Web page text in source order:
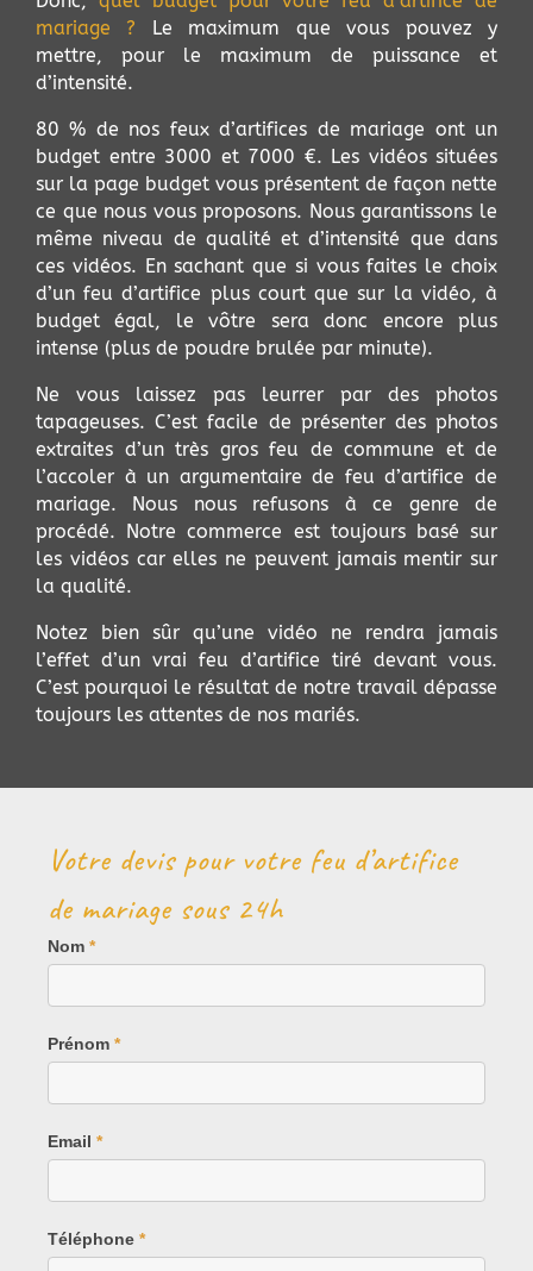
mariage ? Le maximum que vous pouvez y
mettre, pour le maximum de puissance et
d’intensité.
80 % de nos feux d’artifices de mariage ont un
budget entre 3000 et 7000 €. Les vidéos situées
sur la page budget vous présentent de façon nette
ce que nous vous proposons. Nous garantissons le
même niveau de qualité et d’intensité que dans
ces vidéos. En sachant que si vous faites le choix
d’un feu d’artifice plus court que sur la vidéo, à
budget égal, le vôtre sera donc encore plus
intense (plus de poudre brulée par minute).
Ne vous laissez pas leurrer par des photos
tapageuses. C’est facile de présenter des photos
extraites d’un très gros feu de commune et de
l’accoler à un argumentaire de feu d’artifice de
mariage. Nous nous refusons à ce genre de
procédé. Notre commerce est toujours basé sur
les vidéos car elles ne peuvent jamais mentir sur
la qualité.
Notez bien sûr qu’une vidéo ne rendra jamais
l’effet d’un vrai feu d’artifice tiré devant vous.
C’est pourquoi le résultat de notre travail dépasse
toujours les attentes de nos mariés.
Votre devis pour votre feu d’artifice
de mariage sous 24h
Mariage
Nom *
Prénom *
Email *
Téléphone *